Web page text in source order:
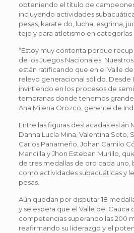
obteniendo el título de campeones
incluyendo actividades
pesas, karate do, lucha, esgrima,
tejo y para atletismo en categorías
“Estoy muy contenta porque
de los Juegos Nacionales.
están ratificando que en el Valle
relevo generacional sólido. Desde
invirtiendo en los procesos de
tempranas donde tenemos
Ana Milena Orozco, gerente de
Entre las figuras destacadas están
Danna Lucía Mina, Valentina Soto,
Carlos Panameño, Johan Camilo
Mancilla y Jhon Esteban Murillo,
de tres medallas de oro cada uno,
como actividades subacuáticas y
pesas.
Aún quedan por disputar 18
y se espera que el Valle del Cauca
competencias superando las 200
reafirmando su liderazgo y el